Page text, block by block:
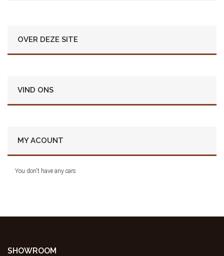
OVER DEZE SITE
VIND ONS
MY ACOUNT
You don't have any cars
SHOWROOM